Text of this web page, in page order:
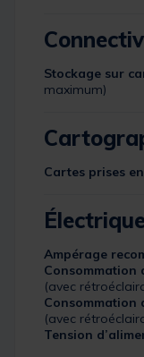
Stockage sur
maximum)
Cartes prises
Ampérage
Consommation
(avec
Consommation
(avec
Tension